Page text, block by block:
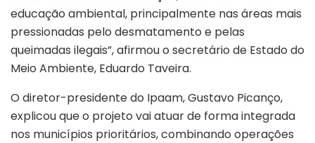
educação ambiental, principalmente nas áreas mais
pressionadas pelo desmatamento e pelas
queimadas ilegais”, afirmou o secretário de Estado do
Meio Ambiente, Eduardo Taveira.
O diretor-presidente do Ipaam, Gustavo Picanço,
explicou que o projeto vai atuar de forma integrada
nos municípios prioritários, combinando operações